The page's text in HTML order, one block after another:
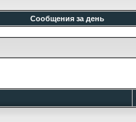
Сообщения за день